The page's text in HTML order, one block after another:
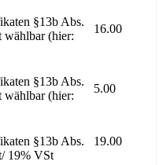
§13b Abs.
(hier:
16.00
§13b Abs.
(hier:
5.00
§13b Abs.
19% VSt
19.00